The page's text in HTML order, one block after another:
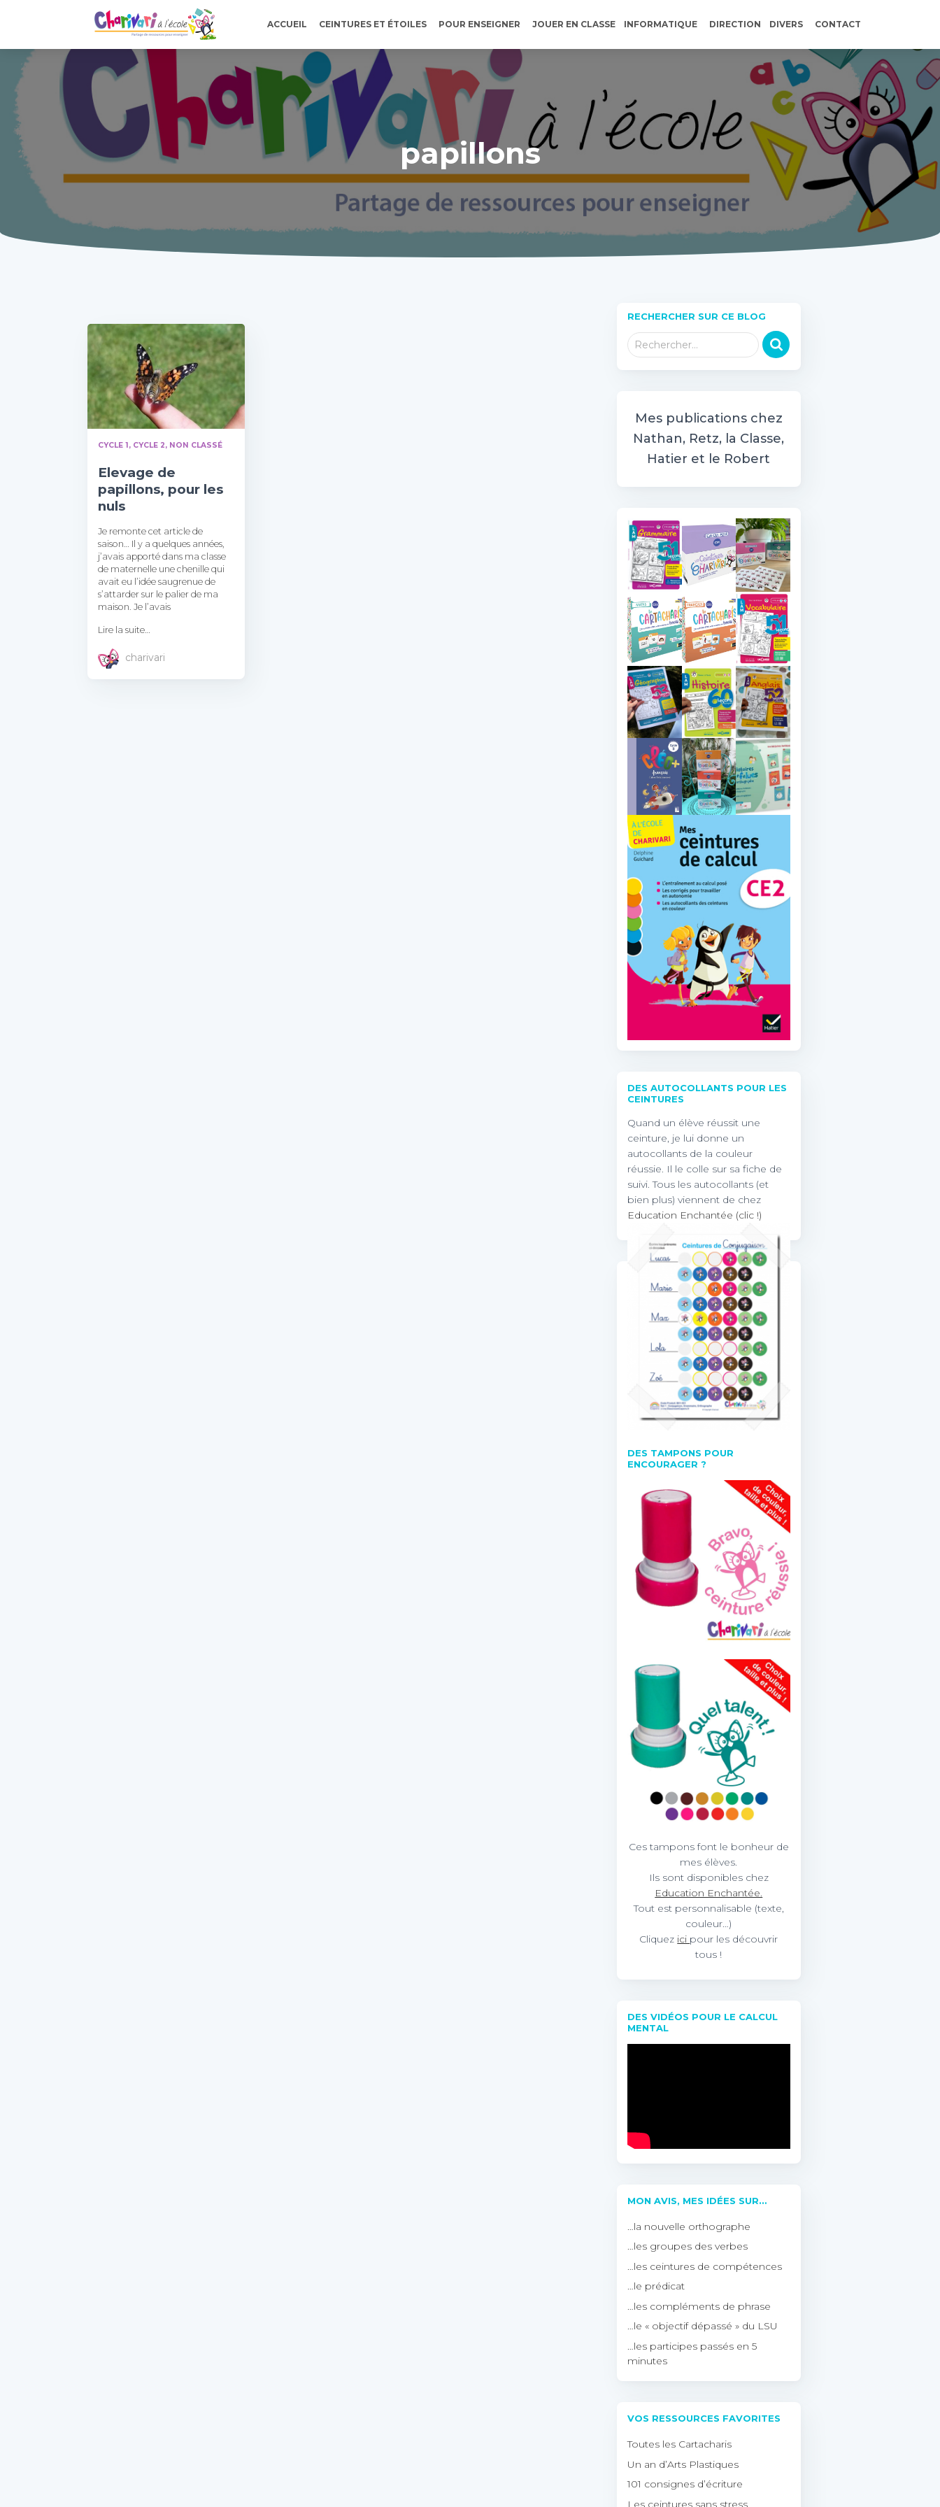
ACCUEIL CEINTURES ET ÉTOILES POUR ENSEIGNER JOUER EN CLASSE INFORMATIQUE DIRECTION DIVERS CONTACT
papillons
CYCLE 1 CYCLE 2 NON CLASSÉ
Elevage de
papillons, pour les
nuls
Je remonte cet article de
saison… Il y a quelques années,
j’avais apporté dans ma classe
de maternelle une chenille qui
avait eu l’idée saugrenue de
s’attarder sur le palier de ma
maison. Je l’avais
Lire la suite…
charivari
RECHERCHER SUR CE BLOG
R Rechercher…
Mes publications chez
Nathan, Retz, la Classe,
Hatier et le Robert
DES AUTOCOLLANTS POUR LES
CEINTURES
Quand un élève réussit une
ceinture, je lui donne un
autocollants de la couleur
réussie. Il le colle sur sa fiche de
suivi. Tous les autocollants (et
bien plus) viennent de chez
Education Enchantée (clic !)
DES TAMPONS POUR
ENCOURAGER ?
Ces tampons font le bonheur de
mes élèves.
Ils sont disponibles chez
Education Enchantée.
Tout est personnalisable (texte,
couleur…)
Cliquez ici pour les découvrir
tous !
DES VIDÉOS POUR LE CALCUL
MENTAL
MON AVIS, MES IDÉES SUR…
…la nouvelle orthographe
…les groupes des verbes
…les ceintures de compétences
…le prédicat
…les compléments de phrase
…le « objectif dépassé » du LSU
…les participes passés en 5
minutes
VOS RESSOURCES FAVORITES
Toutes les Cartacharis
Un an d’Arts Plastiques
101 consignes d’écriture
Les ceintures sans stress